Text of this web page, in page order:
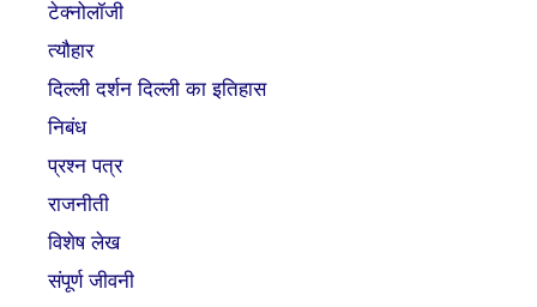
टेक्नोलॉजी
त्यौहार
दिल्ली दर्शन दिल्ली का इतिहास
निबंध
प्रश्न पत्र
राजनीती
विशेष लेख
संपूर्ण जीवनी